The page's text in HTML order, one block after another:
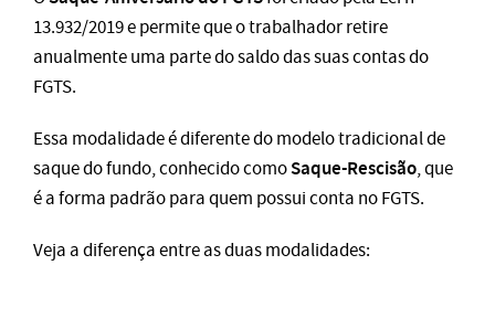
13.932/2019 e permite que o trabalhador retire
anualmente uma parte do saldo das suas contas do
FGTS.
Essa modalidade é diferente do modelo tradicional de
saque do fundo, conhecido comoSaque-Rescisão, que
é a forma padrão para quem possui conta no FGTS.
Veja a diferença entre as duas modalidades: